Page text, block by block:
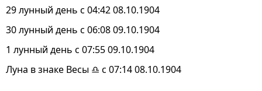
29 лунный день с 04:42 08.10.1904
30 лунный день с 06:08 09.10.1904
1 лунный день с 07:55 09.10.1904
Луна в знаке Весы ♎ с 07:14 08.10.1904